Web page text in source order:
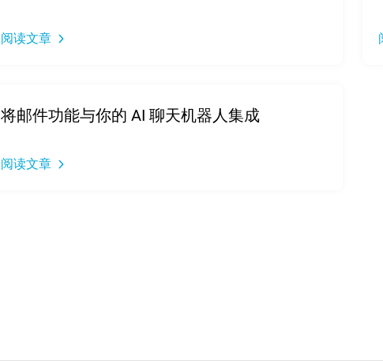
阅读文章
将邮件功能与你的 AI 聊天机器人集成
阅读文章